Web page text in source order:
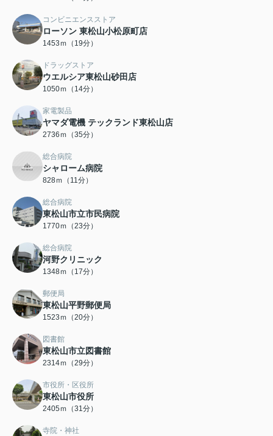
コンビニエンスストア
ローソン 東松山小松原町店
1453ｍ（19分）
ドラッグストア
ウエルシア東松山砂田店
1050ｍ（14分）
家電製品
ヤマダ電機 テックランド東松山店
2736ｍ（35分）
総合病院
シャローム病院
828ｍ（11分）
総合病院
東松山市立市民病院
1770ｍ（23分）
総合病院
河野クリニック
1348ｍ（17分）
郵便局
東松山平野郵便局
1523ｍ（20分）
図書館
東松山市立図書館
2314ｍ（29分）
市役所・区役所
東松山市役所
2405ｍ（31分）
寺院・神社